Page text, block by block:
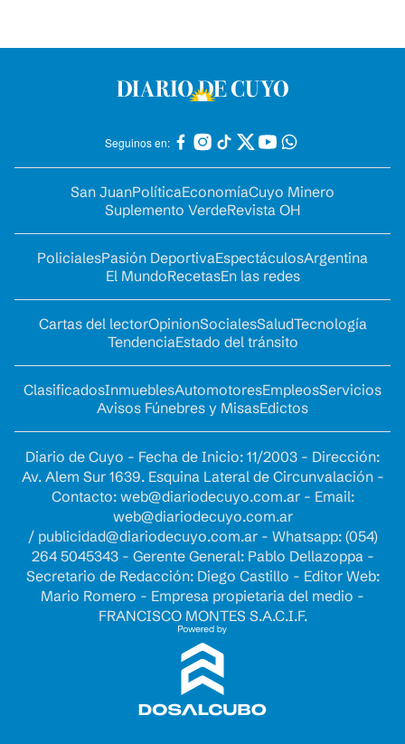
Seguinos en:
San JuanPolíticaEconomíaCuyo Minero
Suplemento VerdeRevista OH
PolicialesPasión DeportivaEspectáculosArgentina
El MundoRecetasEn las redes
Cartas del lectorOpinionSocialesSaludTecnología
TendenciaEstado del tránsito
ClasificadosInmueblesAutomotoresEmpleosServicios
Avisos Fúnebres y MisasEdictos
Diario de Cuyo - Fecha de Inicio: 11/2003 - Dirección:
Av. Alem Sur 1639. Esquina Lateral de Circunvalación -
Contacto: web@diariodecuyo.com.ar- Email:
web@diariodecuyo.com.ar
/ publicidad@diariodecuyo.com.ar- Whatsapp: (054)
264 5045343 - Gerente General: Pablo Dellazoppa -
Secretario de Redacción: Diego Castillo - Editor Web:
Mario Romero - Empresa propietaria del medio -
FRANCISCO MONTES S.A.C.I.F.